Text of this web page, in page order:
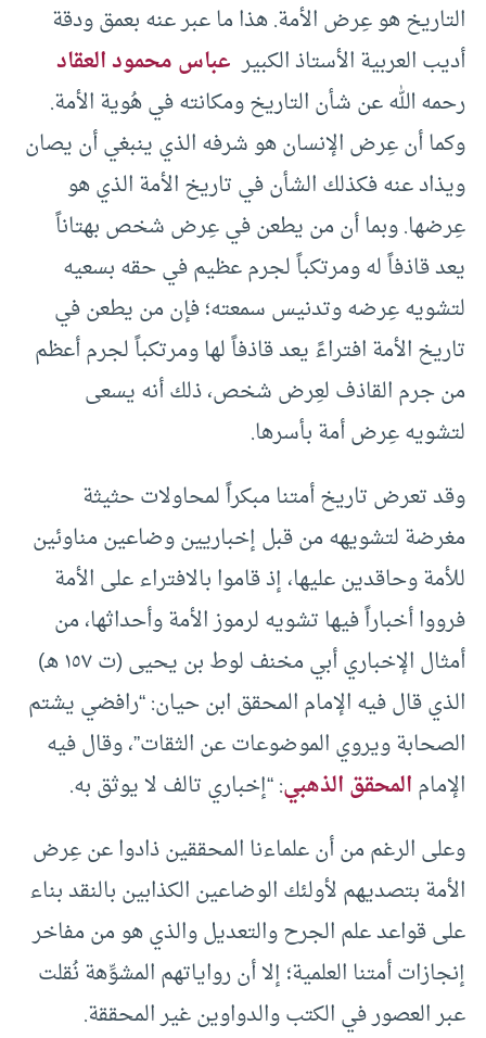
التاريخ هو عِرض الأمة. هذا ما عبر عنه بعمق ودقة
أديب العربية الأستاذ الكبير عباس محمود العقاد
رحمه الله عن شأن التاريخ ومكانته في هُوية الأمة.
وكما أن عِرض الإنسان هو شرفه الذي ينبغي أن يصان
ويذاد عنه فكذلك الشأن في تاريخ الأمة الذي هو
عِرضها. وبما أن من يطعن في عِرض شخص بهتاناً
يعد قاذفاً له ومرتكباً لجرم عظيم في حقه بسعيه
لتشويه عِرضه وتدنيس سمعته؛ فإن من يطعن في
تاريخ الأمة افتراءً يعد قاذفاً لها ومرتكباً لجرم أعظم
من جرم القاذف لعِرض شخص، ذلك أنه يسعى
لتشويه عِرض أمة بأسرها.
وقد تعرض تاريخ أمتنا مبكراً لمحاولات حثيثة
مغرضة لتشويهه من قبل إخباريين وضاعين مناوئين
للأمة وحاقدين عليها، إذ قاموا بالافتراء على الأمة
فرووا أخباراً فيها تشويه لرموز الأمة وأحداثها، من
أمثال الإخباري أبي مخنف لوط بن يحيى (ت ١٥٧ هـ)
الذي قال فيه الإمام المحقق ابن حيان: “رافضي يشتم
الصحابة ويروي الموضوعات عن الثقات”، وقال فيه
الإمامالمحقق الذهبي: “إخباري تالف لا يوثق به.
وعلى الرغم من أن علماءنا المحققين ذادوا عن عِرض
الأمة بتصديهم لأولئك الوضاعين الكذابين بالنقد بناء
على قواعد علم الجرح والتعديل والذي هو من مفاخر
إنجازات أمتنا العلمية؛ إلا أن رواياتهم المشوِّهة نُقلت
عبر العصور في الكتب والدواوين غير المحققة.